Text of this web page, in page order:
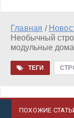
Главная /
Необычный
модульные дома
ТЕГИ
ПОХОЖИЕ